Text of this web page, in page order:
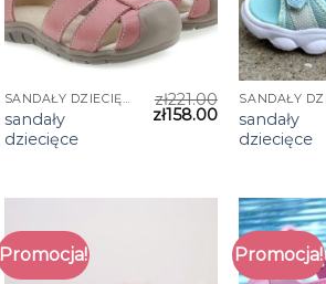
SANDAŁY DZIECIĘCE
sandały
dziecięce
zł221.00
zł158.00
sandały
dziecięce
Promocja! Promocja!